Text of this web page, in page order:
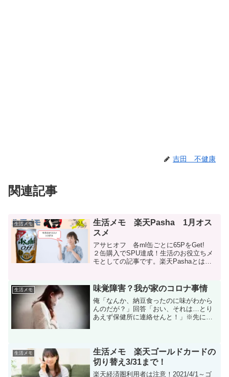
吉田 不健康
関連記事
生活メモ
生活メモ 楽天Pasha 1月オス
スメ
アサヒオフ 各ml缶ごとに65PをGet!
２缶購入でSPU達成！生活のお役立ちメ
モとしての記事です。楽天Pashaとは、
て、そのレシートを送れば楽天ポイント
プレゼント！...
生活メモ 味覚障害？我が家のコロナ事情
俺「なんか、納豆食ったのに味がわから
んのだが？」回答「おい、それは…とり
あえず保健所に連絡せんと！」※先に申
こんな記事を書いているの...
生活メモ
生活メモ 楽天ゴールドカードの
切り替え3/31まで！
楽天経済圏利用者は注意！2021/4/1～ゴ